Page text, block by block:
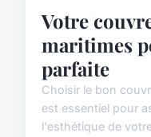
Votre
maritimes
parfaite
Choisir le bon
est essentiel pour
l'esthétique de